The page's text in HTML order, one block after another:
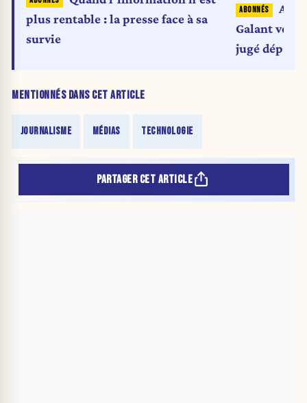
MENTIONNÉS DANS CET ARTICLE
JOURNALISME MÉDIAS TECHNOLOGIE
plus rentable : la presse face à sa
survie
Galant veut
jugé
PARTAGER CET ARTICLE